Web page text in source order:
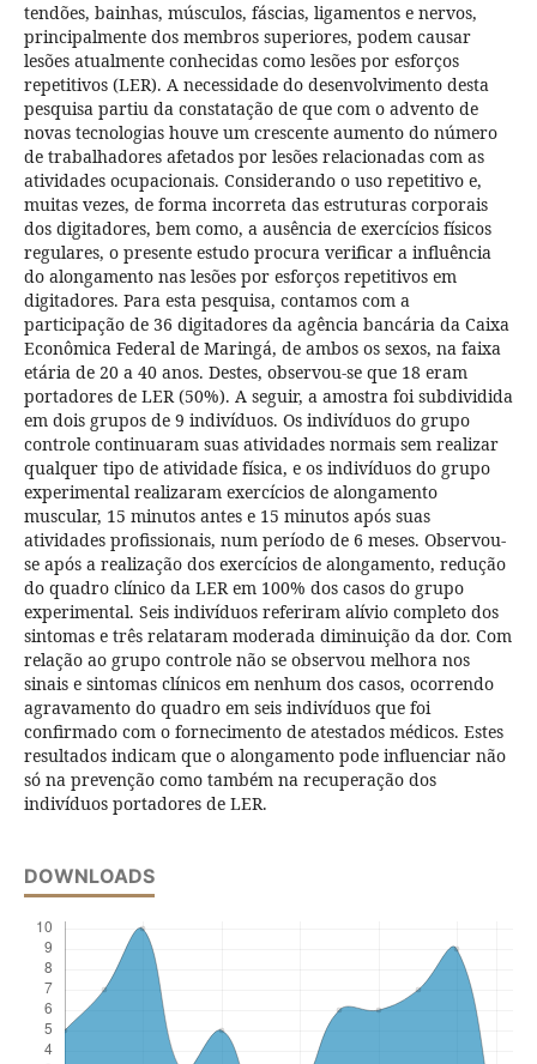
tendões, bainhas, músculos, fáscias, ligamentos e nervos,
principalmente dos membros superiores, podem causar
lesões atualmente conhecidas como lesões por esforços
repetitivos (LER). A necessidade do desenvolvimento desta
pesquisa partiu da constatação de que com o advento de
novas tecnologias houve um crescente aumento do número
de trabalhadores afetados por lesões relacionadas com as
atividades ocupacionais. Considerando o uso repetitivo e,
muitas vezes, de forma incorreta das estruturas corporais
dos digitadores, bem como, a ausência de exercícios físicos
regulares, o presente estudo procura verificar a influência
do alongamento nas lesões por esforços repetitivos em
digitadores. Para esta pesquisa, contamos com a
participação de 36 digitadores da agência bancária da Caixa
Econômica Federal de Maringá, de ambos os sexos, na faixa
etária de 20 a 40 anos. Destes, observou-se que 18 eram
portadores de LER (50%). A seguir, a amostra foi subdividida
em dois grupos de 9 indivíduos. Os indivíduos do grupo
controle continuaram suas atividades normais sem realizar
qualquer tipo de atividade física, e os indivíduos do grupo
experimental realizaram exercícios de alongamento
muscular, 15 minutos antes e 15 minutos após suas
atividades profissionais, num período de 6 meses. Observou-
se após a realização dos exercícios de alongamento, redução
do quadro clínico da LER em 100% dos casos do grupo
experimental. Seis indivíduos referiram alívio completo dos
sintomas e três relataram moderada diminuição da dor. Com
relação ao grupo controle não se observou melhora nos
sinais e sintomas clínicos em nenhum dos casos, ocorrendo
agravamento do quadro em seis indivíduos que foi
confirmado com o fornecimento de atestados médicos. Estes
resultados indicam que o alongamento pode influenciar não
só na prevenção como também na recuperação dos
indivíduos portadores de LER.
DOWNLOADS